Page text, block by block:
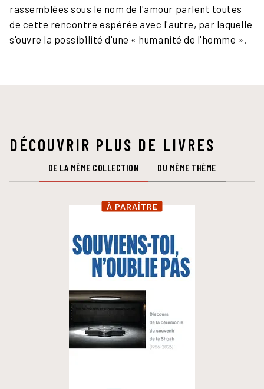
rassemblées sous le nom de l'amour parlent toutes
de cette rencontre espérée avec l'autre, par laquelle
s'ouvre la possibilité d'une « humanité de l'homme ».
DÉCOUVRIR PLUS DE LIVRES
DE LA MÊME COLLECTION DU MÊME THÈME
À PARAÎTRE